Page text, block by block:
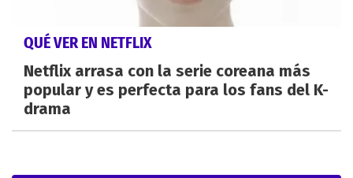
QUÉ VER EN NETFLIX
Netflix arrasa con la serie coreana más
popular y es perfecta para los fans del K-
drama